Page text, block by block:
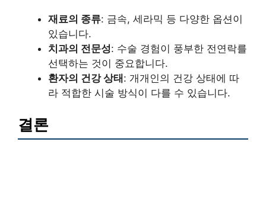
재료의 종류: 금속, 세라믹 등 다양한 옵션이
있습니다.
치과의 전문성: 수술 경험이 풍부한 전연락를
선택하는 것이 중요합니다.
환자의 건강 상태 : 개개인의 건강 상태에 따
라 적합한 시술 방식이 다를 수 있습니다.
결론